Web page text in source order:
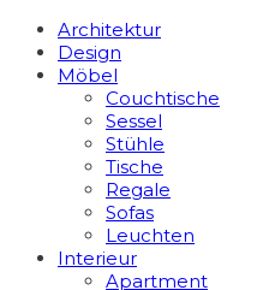
Architektur
Design
Möbel
Couchtische
Sessel
Stühle
Tische
Regale
Sofas
Leuchten
Interieur
Apart­ment